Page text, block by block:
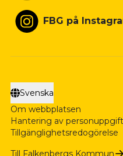
FBG på
Svenska
Om webbplatsen
Hantering av
Tillgänglighetsredogörelse